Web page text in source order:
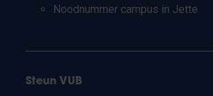
Noodnummer campus in Jette
Steun VUB